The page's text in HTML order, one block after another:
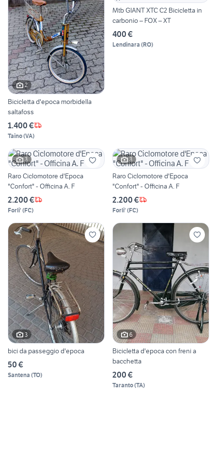
2
Bicicletta d'epoca morbidella
saltafoss
1.400 €
Taino(VA)
Mtb GIANT XTC C2 Bicicletta in
carbonio – FOX – XT
400 €
Lendinara (RO)
3
Raro Ciclomotore d'Epoca
"Confort" - Officina A. F
2.200 €
Forli' (FC)
3
Raro Ciclomotore d'Epoca
"Confort" - Officina A. F
2.200 €
Forli' (FC)
3
bici da passeggio d'epoca
50 €
Santena (TO)
6
Bicicletta d'epoca con freni a
bacchetta
200 €
Taranto(TA)